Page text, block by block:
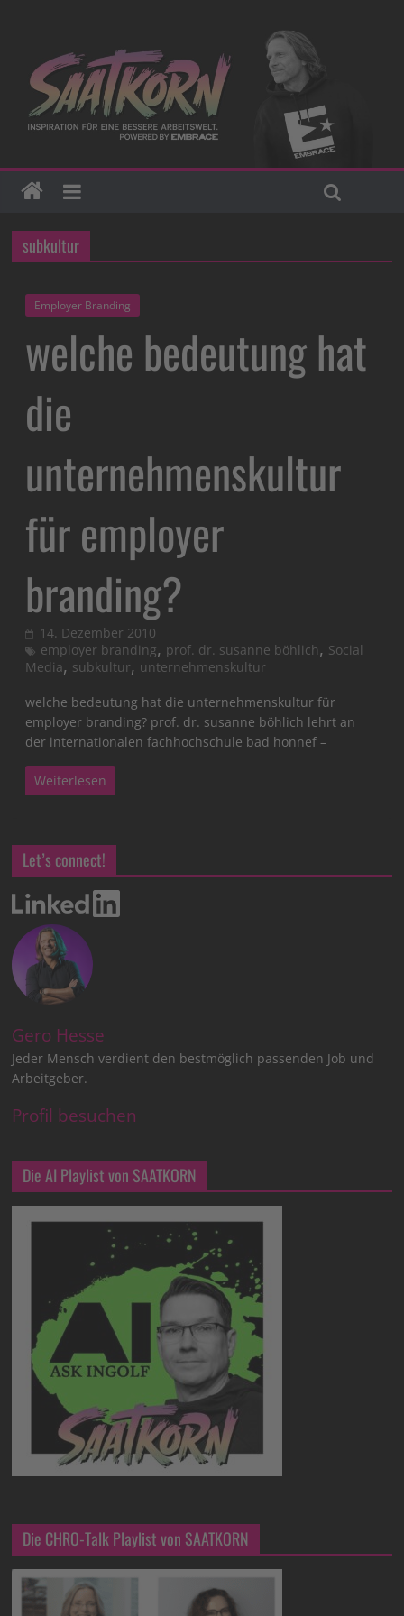
subkultur
Employer Branding
welche bedeutung hat
die
unternehmenskultur
für employer
branding?
14. Dezember 2010
employer branding, prof. dr. susanne böhlich, Social
Media, subkultur, unternehmenskultur
welche bedeutung hat die unternehmenskultur für
employer branding? prof. dr. susanne böhlich lehrt an
der internationalen fachhochschule bad honnef –
Weiterlesen
Let’s connect!
Gero Hesse
Jeder Mensch verdient den bestmöglich passenden Job und
Arbeitgeber.
Profil besuchen
Die AI Playlist von SAATKORN
Die CHRO-Talk Playlist von SAATKORN